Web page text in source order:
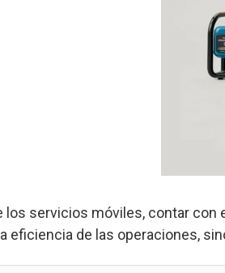
servicios móviles, contar con
eficiencia de las operaciones,